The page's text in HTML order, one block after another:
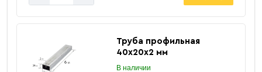
Труба профильная
40х20х2 мм
В наличии